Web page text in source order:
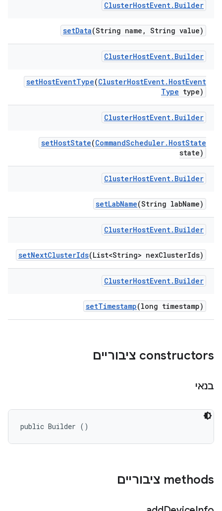
ClusterHostEvent. Builder
setData(String name , String value)
ClusterHostEvent. Builder
setHostEventType(ClusterHostEvent. HostEvent
Type type)
ClusterHostEvent. Builder
setHostState(CommandScheduler. HostState
state)
ClusterHostEvent. Builder
setLabName(String labName)
ClusterHostEvent. Builder
setNextClusterIds(List<String> nexClusterIds)
ClusterHostEvent. Builder
setTimestamp(long timestamp)
‫constructors ציבוריים
בנאי
public Builder ()
‫methods ציבוריים